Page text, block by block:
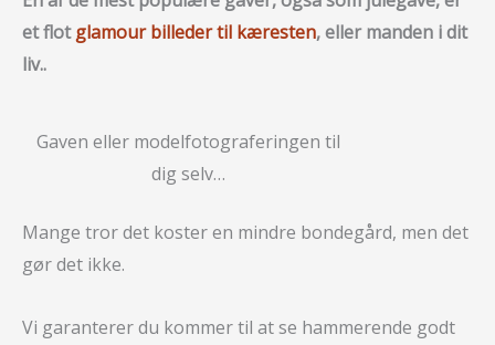
et flotglamour billeder til kæresten, eller manden i dit
liv..
Gaven eller modelfotograferingen til
dig selv…
Mange tror det koster en mindre bondegård, men det
gør det ikke.
Vi garanterer du kommer til at se hammerende godt